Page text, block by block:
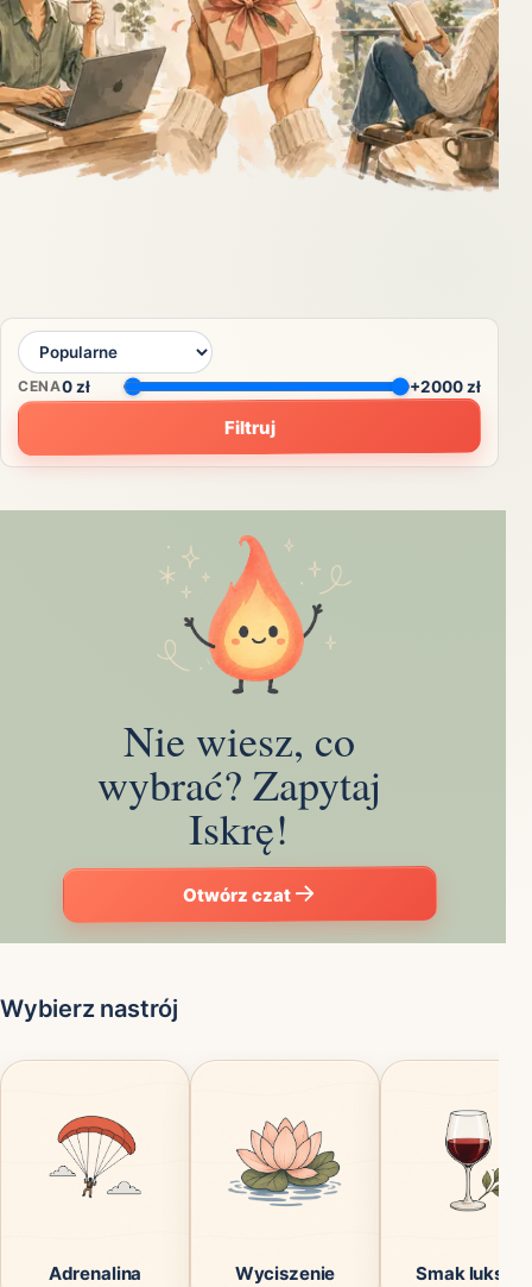
CENA0zł +2000 zł
Filtruj
Nie wiesz, co
wybrać? Zapytaj
Iskrę!
Otwórz czat
Wybierz nastrój
Adrenalina Wyciszenie Smak